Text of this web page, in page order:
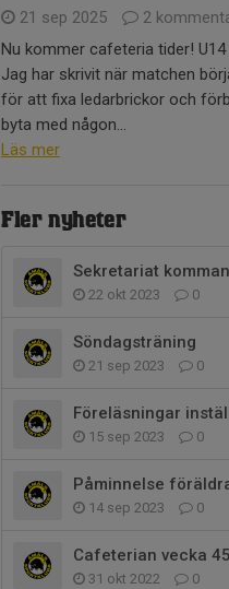
21 sep 2025
2
Nu kommer cafeteria tider! U14
Jag har skrivit när matchen
för att fixa ledarbrickor och
byta med någon...
Läs mer
Fler nyheter
Sekretariat
22 okt 2023 0
Söndagsträning
21 sep 2023 0
Föreläsningar
15 sep 2023 0
Påminnelse
14 sep 2023 0
Cafeterian vecka
31 okt 2022 0